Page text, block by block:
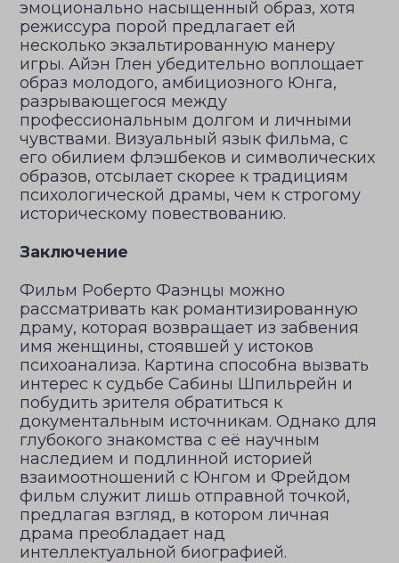
эмоционально насыщенный образ, хотя
режиссура порой предлагает ей
несколько экзальтированную манеру
игры. Айэн Глен убедительно воплощает
образ молодого, амбициозного Юнга,
разрывающегося между
профессиональным долгом и личными
чувствами. Визуальный язык фильма, с
его обилием флэшбеков и символических
образов, отсылает скорее к традициям
психологической драмы, чем к строгому
историческому повествованию.
Заключение
Фильм Роберто Фаэнцы можно
рассматривать как романтизированную
драму, которая возвращает из забвения
имя женщины, стоявшей у истоков
психоанализа. Картина способна вызвать
интерес к судьбе Сабины Шпильрейн и
побудить зрителя обратиться к
документальным источникам. Однако для
глубокого знакомства с её научным
наследием и подлинной историей
взаимоотношений с Юнгом и Фрейдом
фильм служит лишь отправной точкой,
предлагая взгляд, в котором личная
драма преобладает над
интеллектуальной биографией.